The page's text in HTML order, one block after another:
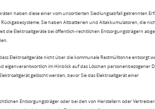
haben diese einer vom unsortierten Siedlungsabfall getrennten
Sie haben Altbatterien und Altakkumulatoren, die
die Elektroaltgeräte bei öffentlich-rechtlichen Entsorgungsträgern
Elektroaltgeräte nicht über die kommunale Restmülltonne entsorgt
im Hinblick auf das Löschen personenbezogener
gelöscht werden, bevor Sie das Elektroaltgerät einer
Entsorgungsträger oder bei den von Herstellern oder